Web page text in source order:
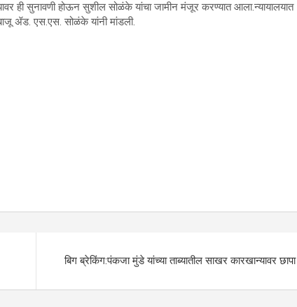
ही सुनावणी होऊन सुशील सोळंके यांचा जामीन मंजूर करण्यात आला.न्यायालयात
ॲड. एस.एस. सोळंके यांनी मांडली.
बिग ब्रेकिंग:पंकजा मुंडे यांच्या ताब्यातील साखर कारखान्यावर छापा